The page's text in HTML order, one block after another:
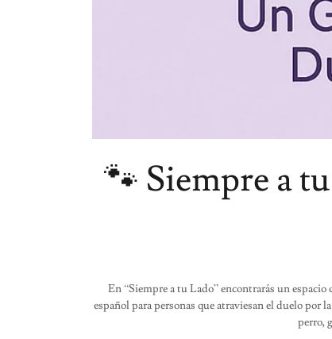
🐾 Siempre a
En “Siempre a tu Lado” encontrarás un
español para personas que atraviesan el duelo
perro,